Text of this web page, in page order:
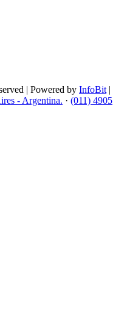
| Powered by InfoBit|
- Argentina. · (011) 4905